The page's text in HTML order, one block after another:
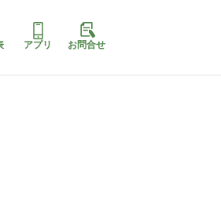
アプリ お問合せ